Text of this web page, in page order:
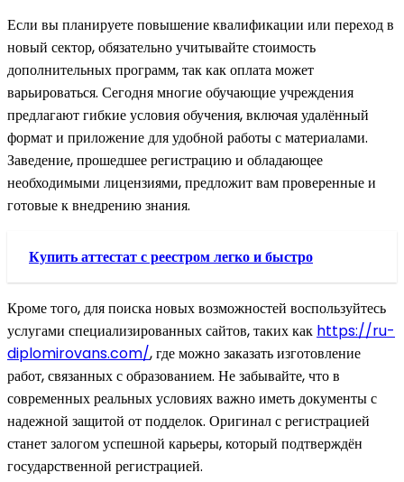
Если вы планируете повышение квалификации или переход в
новый сектор, обязательно учитывайте стоимость
дополнительных программ, так как оплата может
варьироваться. Сегодня многие обучающие учреждения
предлагают гибкие условия обучения, включая удалённый
формат и приложение для удобной работы с материалами.
Заведение, прошедшее регистрацию и обладающее
необходимыми лицензиями, предложит вам проверенные и
готовые к внедрению знания.
Купить аттестат с реестром легко и быстро
Кроме того, для поиска новых возможностей воспользуйтесь
услугами специализированных сайтов, таких как https://ru-
diplomirovans.com/, где можно заказать изготовление
работ, связанных с образованием. Не забывайте, что в
современных реальных условиях важно иметь документы с
надежной защитой от подделок. Оригинал с регистрацией
станет залогом успешной карьеры, который подтверждён
государственной регистрацией.